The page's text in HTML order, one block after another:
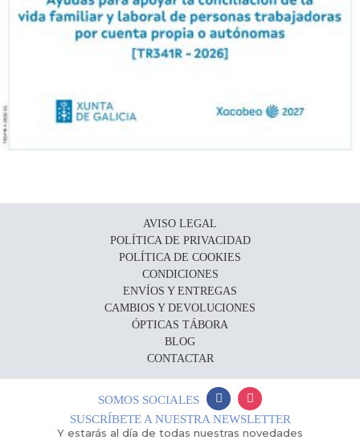
AVISO LEGAL
POLÍTICA DE PRIVACIDAD
POLÍTICA DE COOKIES
CONDICIONES
ENVÍOS Y ENTREGAS
CAMBIOS Y DEVOLUCIONES
ÓPTICAS TÁBORA
BLOG
CONTACTAR
SOMOS SOCIALES
SUSCRÍBETE A NUESTRA NEWSLETTER
Y estarás al día de todas nuestras novedades